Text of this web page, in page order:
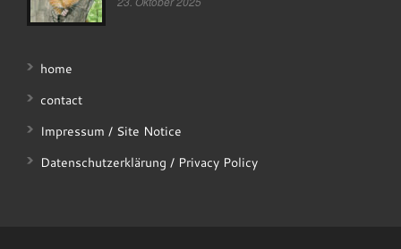
home
contact
Impressum / Site Notice
Datenschutzerklärung / Privacy Policy